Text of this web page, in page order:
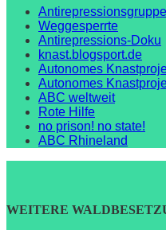
Weggesperrte
Antirepressions-Doku
knast.blogsport.de
Autonomes
Autonomes
ABC weltweit
Rote Hilfe
no prison! no state!
ABC Rhineland
WEITERE